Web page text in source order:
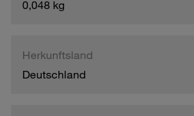
0,048 kg
Herkunftsland
Deutschland